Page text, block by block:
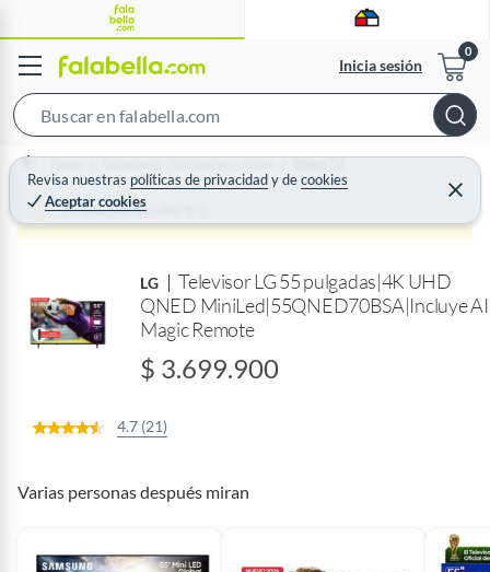
Inicia sesión
e
a
c
B
a
Revisa nuestras políticas de privacidadydecookies
Aceptar cookies
C
e
r
Home Tecnología - Televisores y Video Smart TV
Producto sin stock :(
LG
Televisor LG 55 pulgadas|4K UHD
QNED MiniLed|55QNED70BSA|Incluye AI
Magic Remote
$ 3.699.900
4.7 (21)
Varias personas después miran